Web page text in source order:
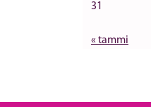
31
« tammi